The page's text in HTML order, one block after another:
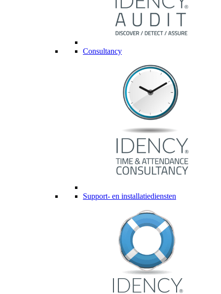
Consultancy
Support- en installatiediensten